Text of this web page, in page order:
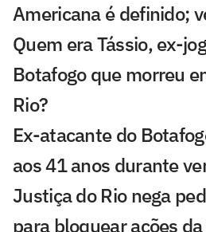
Americana é definido;
Quem era Tássio, ex-
Botafogo que morreu
Rio?
Ex-atacante do
aos 41 anos durante
Justiça do Rio nega
para bloquear ações